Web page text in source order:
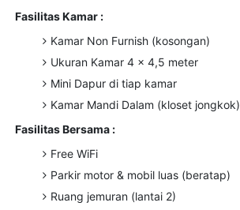
Fasilitas Kamar :
Kamar Non Furnish (kosongan)
Ukuran Kamar 4 x 4,5 meter
Mini Dapur di tiap kamar
Kamar Mandi Dalam (kloset jongkok)
Fasilitas Bersama :
Free WiFi
Parkir motor & mobil luas (beratap)
Ruang jemuran (lantai 2)